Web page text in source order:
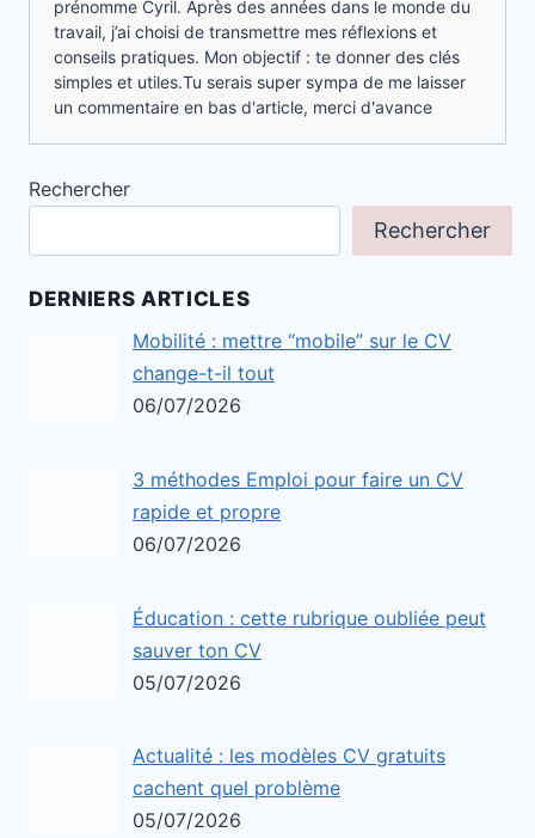
prénomme Cyril. Après des années dans le monde du
travail, j’ai choisi de transmettre mes réflexions et
conseils pratiques. Mon objectif : te donner des clés
simples et utiles.Tu serais super sympa de me laisser
un commentaire en bas d'article, merci d'avance
Rechercher
Rechercher
DERNIERS ARTICLES
Mobilité : mettre “mobile” sur le CV
change-t-il tout
06/07/2026
3 méthodes Emploi pour faire un CV
rapide et propre
06/07/2026
Éducation : cette rubrique oubliée peut
sauver ton CV
05/07/2026
Actualité : les modèles CV gratuits
cachent quel problème
05/07/2026